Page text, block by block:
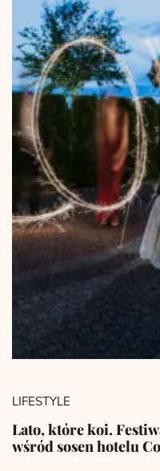
LIFESTYLE
Lato, które koi.
wśród sosen hotelu